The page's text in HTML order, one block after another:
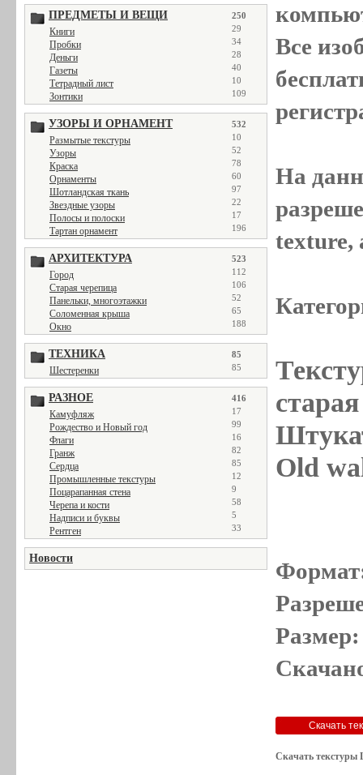
ПРЕДМЕТЫ И ВЕЩИ 250
Книги 29
Пробки 34
Деньги 28
Газеты 40
Тетрадный лист 10
Зонтики 109
УЗОРЫ И ОРНАМЕНТ 532
Размытые текстуры 10
Узоры 52
Краска 78
Орнаменты 60
Шотландская ткань 97
Звездные узоры 22
Полосы и полоски 17
Тартан орнамент 196
АРХИТЕКТУРА 523
Город 112
Старая черепица 106
Панельки, многоэтажки 52
Соломенная крыша 65
Окно 188
ТЕХНИКА 85
Шестеренки 85
РАЗНОЕ 416
Камуфляж 17
Рождество и Новый год 99
Флаги 16
Гранж 82
Сердца 85
Промышленные текстуры 12
Поцарапанная стена 9
Черепа и кости 58
Надписи и буквы 5
Рентген 33
Новости
Все
На
texture,
Old
Скачать текстуры